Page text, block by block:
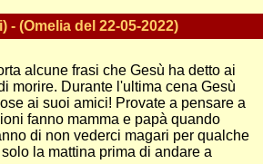
- (Omelia del 22-05-2022)
alcune frasi che Gesù ha detto ai
morire. Durante l'ultima cena Gesù
ai suoi amici! Provate a pensare a
fanno mamma e papà quando
di non vederci magari per qualche
la mattina prima di andare a